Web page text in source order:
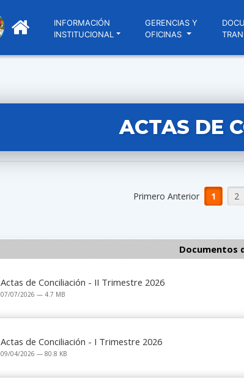
INFORMACIÓN
INSTITUCIONAL
GERENCIAS Y
OFICINAS
ACTAS DE
Primero Anterior 1 2
Documentos
Actas de Conciliación - II Trimestre 2026
07/07/2026 — 4.7 MB
Actas de Conciliación - I Trimestre 2026
09/04/2026 — 80.8 KB